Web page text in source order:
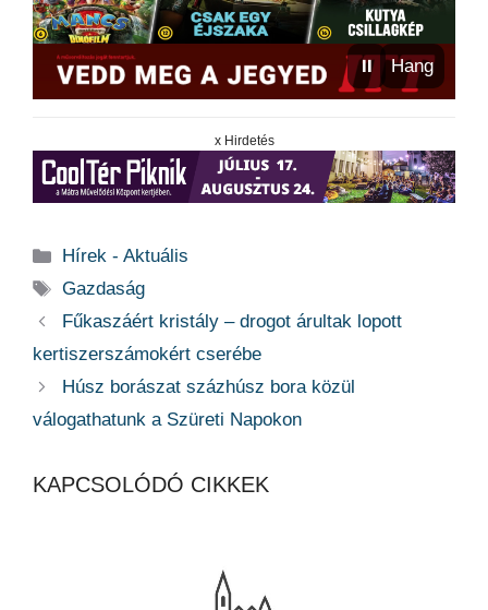
⏸ Hang
x Hirdetés
Kategória
Hírek - Aktuális
Címkék
Gazdaság
Fűkaszáért kristály – drogot árultak lopott
kertiszerszámokért cserébe
Húsz borászat százhúsz bora közül
válogathatunk a Szüreti Napokon
KAPCSOLÓDÓ CIKKEK